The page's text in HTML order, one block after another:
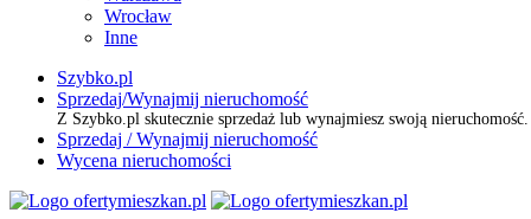
Wrocław
Inne
Szybko.pl
Sprzedaj/Wynajmij nieruchomość
Z Szybko.pl skutecznie sprzedaż lub wynajmiesz swoją nieruchomość.
Sprzedaj / Wynajmij nieruchomość
Wycena nieruchomości